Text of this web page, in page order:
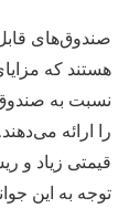
هستند که
نسبت به
را ارائه
توجه به این